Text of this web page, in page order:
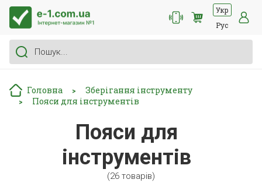
Укр
Рус
Головна > Зберігання інструменту
> Пояси для інструментів
Пояси для
інструментів
(26 товарів)